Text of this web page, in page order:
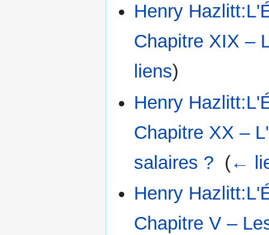
Henry
Chapitre XIX –
liens)
Henry
Chapitre XX –
salaires ? (←
Henry
Chapitre V –